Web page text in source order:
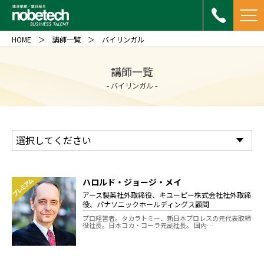
講師一覧
- バイリンガル -
HOME 講師一覧 バイリンガル
プレミアム ハロルド・ジョージ・メイ
アース製薬社外取締役、キユーピー株式会社社外取締
役、パナソニックホールディングス顧問
プロ経営者。タカラトミー、新日本プロレスの元代表取締
役社長。日本コカ・コーラ元副社長。 国内…